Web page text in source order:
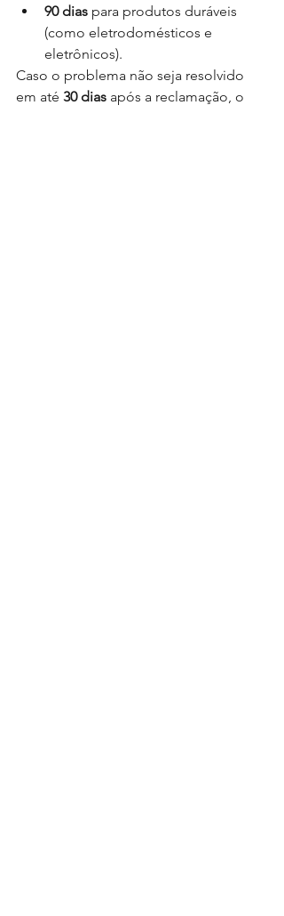
90 dias para produtos duráveis
(como eletrodomésticos e
eletrônicos).
Caso o problema não seja resolvido
em até 30 dias após a reclamação, o